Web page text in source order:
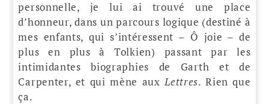
personnelle, je lui ai trouvé une place
d’honneur, dans un parcours logique (destiné à
mes enfants, qui s’intéressent – Ô joie – de
plus en plus à Tolkien) passant par les
intimidantes biographies de Garth et de
Carpenter, et qui mène auxLettres. Rien que
ça.